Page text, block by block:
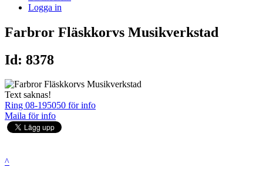
Logga in
Farbror Fläskkorvs Musikverkstad
Id: 8378
Text saknas!
Ring 08-195050 för info
Maila för info
^